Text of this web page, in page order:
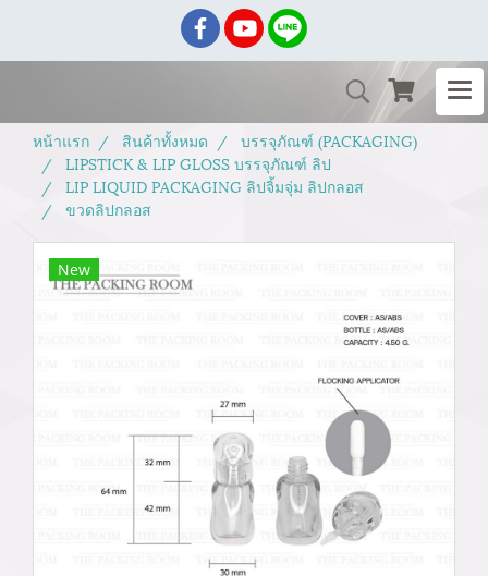
หน้าแรก สินค้าทั้งหมด
บรรจุภัณฑ์ (PACKAGING)
LIPSTICK & LIP GLOSS บรรจุภัณฑ์ ลิป
LIP LIQUID PACKAGING ลิปจิ้มจุ่ม ลิปกลอส
ขวดลิปกลอส
New